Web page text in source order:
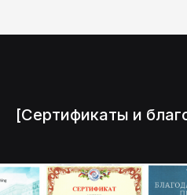
[Сертификаты и